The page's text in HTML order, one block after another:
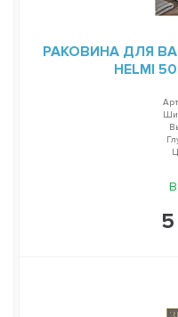
РАКОВИНА ДЛЯ
HELMI